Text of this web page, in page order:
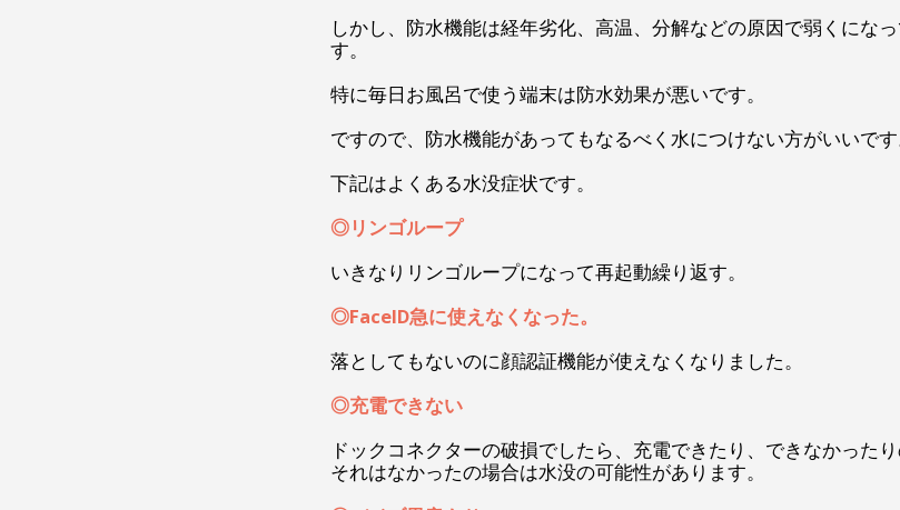
しかし、防水機能は経年劣化、高温、分解などの原因で弱くにな
す。
特に毎日お風呂で使う端末は防水効果が悪いです。
ですので、防水機能があってもなるべく水につけない方がいいです
下記はよくある水没症状です。
◎リンゴループ
いきなりリンゴループになって再起動繰り返す。
◎FaceID急に使えなくなった。
落としてもないのに顔認証機能が使えなくなりました。
◎充電できない
ドックコネクターの破損でしたら、充電できたり、できなかった
それはなかったの場合は水没の可能性があります。